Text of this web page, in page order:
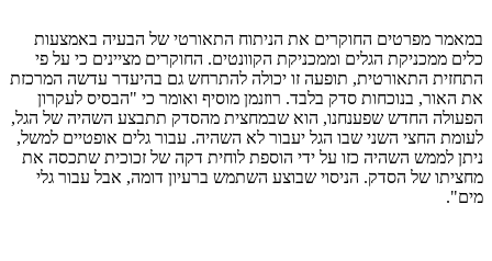
במאמר מפרטים החוקרים את הניתוח התאורטי של הבעיה באמצעות
כלים ממכניקת הגלים וממכניקת הקוונטים. החוקרים מציינים כי על פי
התחזית התאורטית, תופעה זו יכולה להתרחש גם בהיעדר עדשה המרכזת
את האור, בנוכחות סדק בלבד. רוזנמן מוסיף ואומר כי "הבסיס לעקרון
הפעולה החדש שפענחנו, הוא שבמחצית מהסדק תתבצע השהיה של הגל,
לעומת החצי השני שבו הגל יעבור לא השהיה. עבור גלים אופטיים למשל,
ניתן לממש השהיה כזו על ידי הוספת לוחית דקה של זכוכית שתכסה את
מחציתו של הסדק. הניסוי שבוצע השתמש ברעיון דומה, אבל עבור גלי
מים".